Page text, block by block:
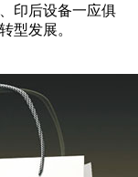
印后设备一应俱
型发展。